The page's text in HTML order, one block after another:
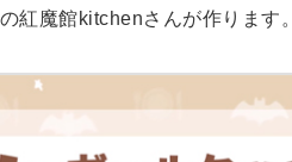
紅魔館kitchenさんが作ります。